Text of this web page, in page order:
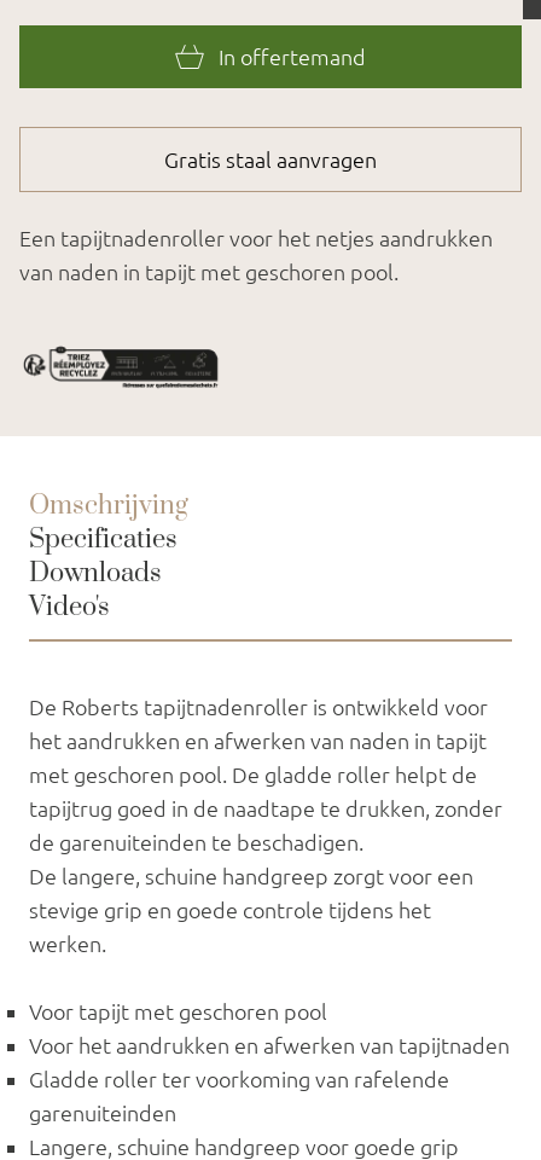
In offertemand
Gratis staal aanvragen
Een tapijtnadenroller voor het netjes aandrukken
van naden in tapijt met geschoren pool.
Omschrijving
Specificaties
Downloads
Video's
De Roberts tapijtnadenroller is ontwikkeld voor
het aandrukken en afwerken van naden in tapijt
met geschoren pool. De gladde roller helpt de
tapijtrug goed in de naadtape te drukken, zonder
de garenuiteinden te beschadigen.
De langere, schuine handgreep zorgt voor een
stevige grip en goede controle tijdens het
werken.
Voor tapijt met geschoren pool
Voor het aandrukken en afwerken van tapijtnaden
Gladde roller ter voorkoming van rafelende
garenuiteinden
Langere, schuine handgreep voor goede grip